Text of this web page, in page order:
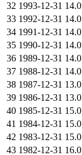
32 1993-12-31 14.0
33 1992-12-31 14.0
34 1991-12-31 14.0
35 1990-12-31 14.0
36 1989-12-31 14.0
37 1988-12-31 14.0
38 1987-12-31 13.0
39 1986-12-31 13.0
40 1985-12-31 15.0
41 1984-12-31 15.0
42 1983-12-31 15.0
43 1982-12-31 16.0